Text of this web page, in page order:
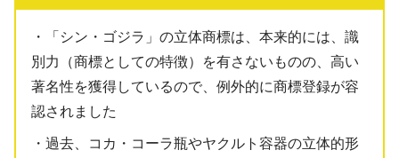
・「シン・ゴジラ」の立体商標は、本来的には、識
別力（商標としての特徴）を有さないものの、高い
著名性を獲得しているので、例外的に商標登録が容
認されました
・過去、コカ・コーラ瓶やヤクルト容器の立体的形